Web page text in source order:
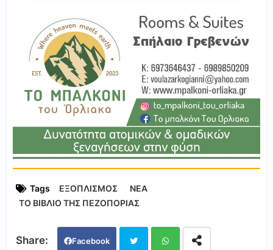
Tags ΕΞΟΠΛΙΣΜΟΣ
ΝΕΑ
ΤΟ ΒΙΒΛΙΟ ΤΗΣ ΠΕΖΟΠΟΡΙΑΣ
Facebook